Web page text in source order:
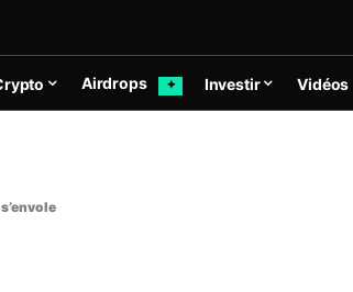
Airdrops ✦ Investir Vidéos